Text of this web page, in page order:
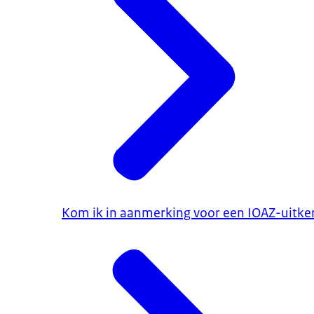
Kom ik in aanmerking voor een IOAZ-